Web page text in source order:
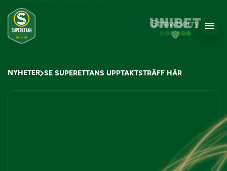
NYHETER SE SUPERETTANS UPPTAKTSTRÄFF HÄR